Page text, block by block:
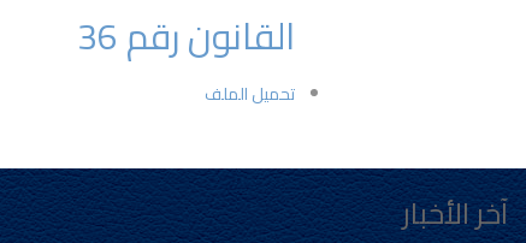
القانون رقم 36
تحميل الملف
آخر الأخبار